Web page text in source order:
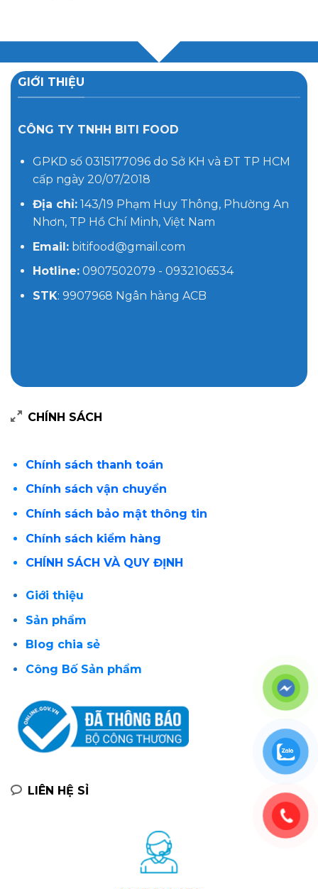
GIỚI THIỆU
CÔNG TY TNHH BITI FOOD
GPKD số 0315177096 do Sở KH và ĐT TP HCM
cấp ngày 20/07/2018
Địa chỉ:143/19 Phạm Huy Thông, Phường An
Nhơn, TP Hồ Chí Minh, Việt Nam
Email:bitifood@gmail.com
Hotline:0907502079 - 0932106534
STK: 9907968 Ngân hàng ACB
CHÍNH SÁCH
Chính sách thanh toán
Chính sách vận chuyển
Chính sách bảo mật thông tin
Chính sách kiểm hàng
CHÍNH SÁCH VÀ QUY ĐỊNH
Giới thiệu
Sản phẩm
Blog chia sẻ
Công Bố Sản phẩm
LIÊN HỆ SỈ